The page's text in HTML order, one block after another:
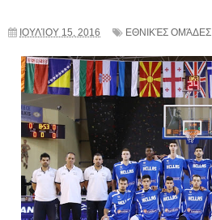
ΙΟΥΛΊΟΥ 15, 2016 ΕΘΝΙΚΈΣ ΟΜΆΔΕΣ